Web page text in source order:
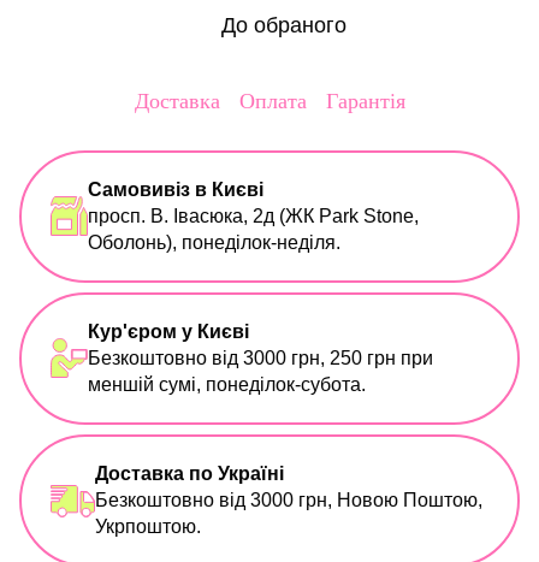
До обраного
Доставка Оплата Гарантія
Самовивіз в Києві
просп. В. Івасюка, 2д (ЖК Park Stone,
Оболонь), понеділок-неділя.
Кур'єром у Києві
Безкоштовно від 3000 грн, 250 грн при
меншій сумі, понеділок-субота.
Доставка по Україні
Безкоштовно від 3000 грн, Новою Поштою,
Укрпоштою.